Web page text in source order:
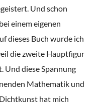
Und schon
einem eigenen
dieses Buch wurde ich
die zweite Hauptfigur
Und diese Spannung
Mathematik und
hat mich